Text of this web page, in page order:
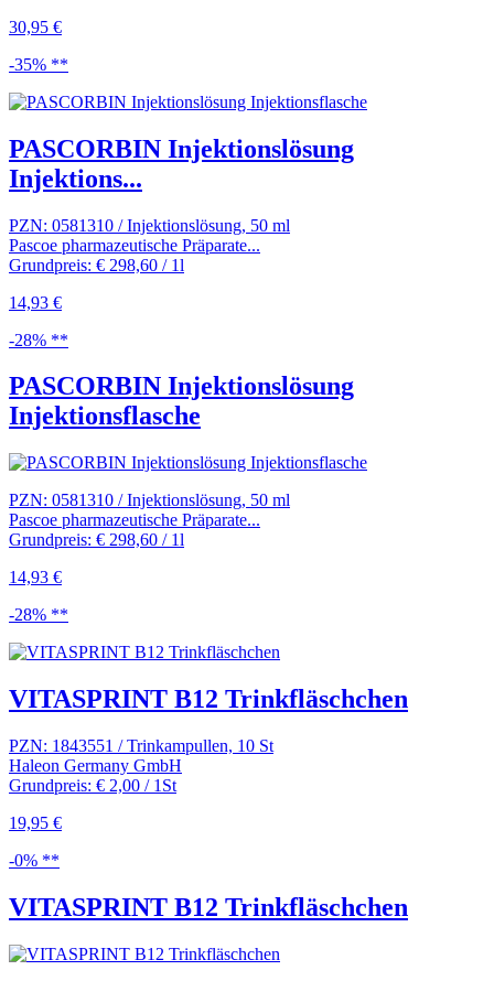
30,95 €
-35% **
PASCORBIN Injektionslösung
Injektions...
PZN: 0581310 / Injektionslösung, 50 ml
Pascoe pharmazeutische Präparate...
Grundpreis: € 298,60 / 1l
14,93 €
-28% **
PASCORBIN Injektionslösung
Injektionsflasche
PZN: 0581310 / Injektionslösung, 50 ml
Pascoe pharmazeutische Präparate...
Grundpreis: € 298,60 / 1l
14,93 €
-28% **
VITASPRINT B12 Trinkfläschchen
PZN: 1843551 / Trinkampullen, 10 St
Haleon Germany GmbH
Grundpreis: € 2,00 / 1St
19,95 €
-0% **
VITASPRINT B12 Trinkfläschchen